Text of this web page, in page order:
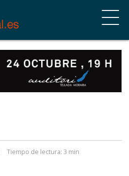
Tiempo de lectura: 3 min